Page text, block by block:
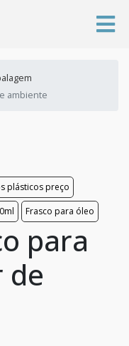
ambiente
plásticos preço
Frasco para óleo
para
de